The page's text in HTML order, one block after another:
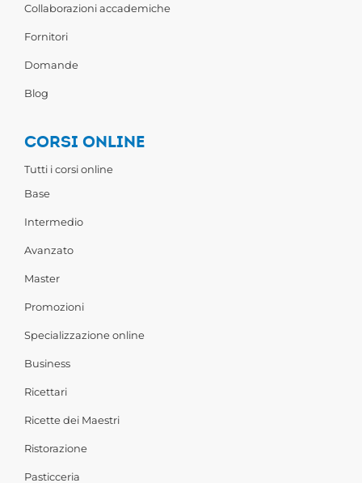
Collaborazioni accademiche
Fornitori
Domande
Blog
CORSI ONLINE
Tutti i corsi online
Base
Intermedio
Avanzato
Master
Promozioni
Specializzazione online
Business
Ricettari
Ricette dei Maestri
Ristorazione
Pasticceria